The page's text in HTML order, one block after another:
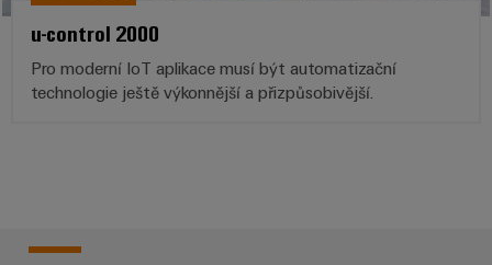
u-control 2000
Pro moderní IoT aplikace musí být automatizační
technologie ještě výkonnější a přizpůsobivější.